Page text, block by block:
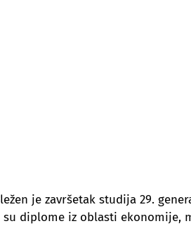
je završetak studija 29.
su diplome iz oblasti